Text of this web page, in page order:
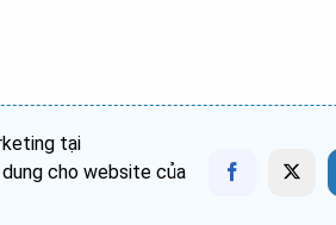
tại
cho website của